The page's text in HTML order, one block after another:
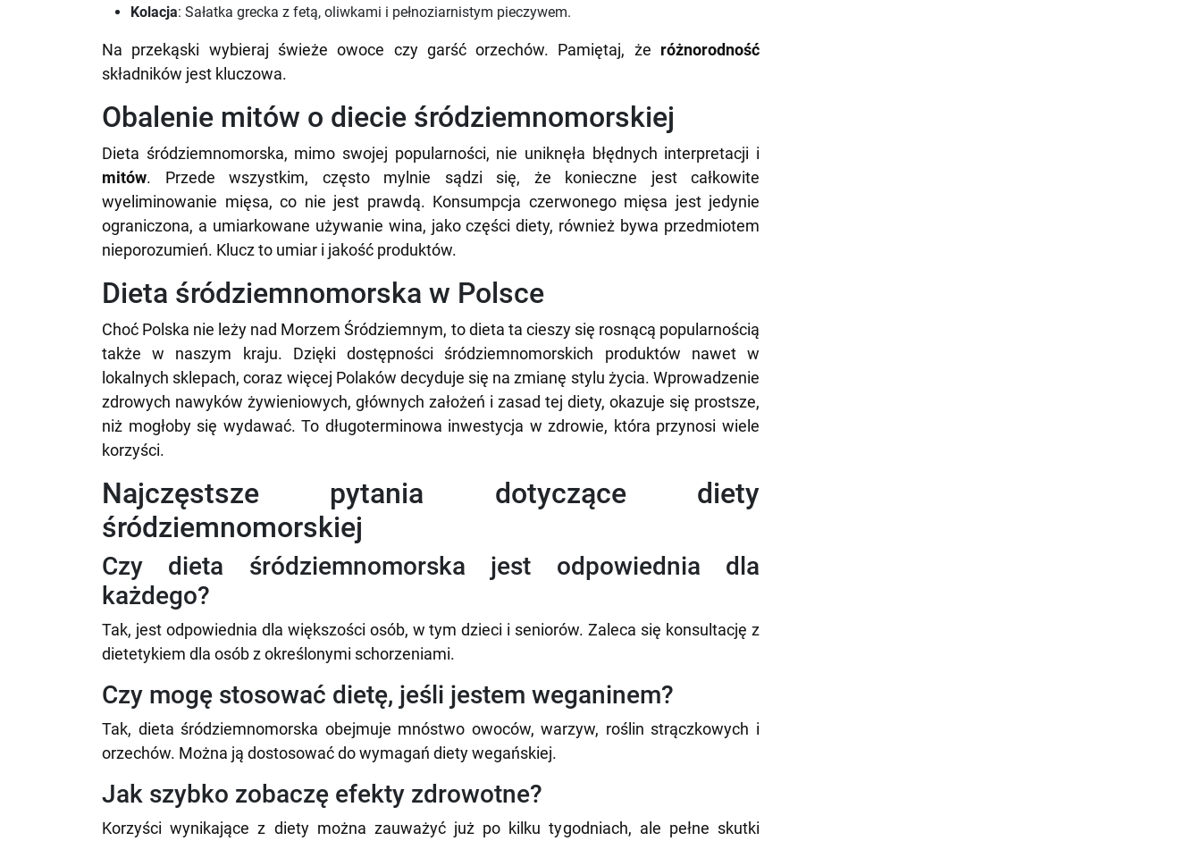
Kolacja: Sałatka grecka z fetą, oliwkami i pełnoziarnistym pieczywem.
Na przekąski wybieraj świeże owoce czy garść orzechów. Pamiętaj, że różnorodność
składników jest kluczowa.
Obalenie mitów o diecie śródziemnomorskiej
Dieta śródziemnomorska, mimo swojej popularności, nie uniknęła błędnych interpretacji i
mitów. Przede wszystkim, często mylnie sądzi się, że konieczne jest całkowite
wyeliminowanie mięsa, co nie jest prawdą. Konsumpcja czerwonego mięsa jest jedynie
ograniczona, a umiarkowane używanie wina, jako części diety, również bywa przedmiotem
nieporozumień. Klucz to umiar i jakość produktów.
Dieta śródziemnomorska w Polsce
Choć Polska nie leży nad Morzem Śródziemnym, to dieta ta cieszy się rosnącą popularnością
także w naszym kraju. Dzięki dostępności śródziemnomorskich produktów nawet w
lokalnych sklepach, coraz więcej Polaków decyduje się na zmianę stylu życia. Wprowadzenie
zdrowych nawyków żywieniowych, głównych założeń i zasad tej diety, okazuje się prostsze,
niż mogłoby się wydawać. To długoterminowa inwestycja w zdrowie, która przynosi wiele
korzyści.
Najczęstsze pytania dotyczące diety
śródziemnomorskiej
Czy dieta śródziemnomorska jest odpowiednia dla
każdego?
Tak, jest odpowiednia dla większości osób, w tym dzieci i seniorów. Zaleca się konsultację z
dietetykiem dla osób z określonymi schorzeniami.
Czy mogę stosować dietę, jeśli jestem weganinem?
Tak, dieta śródziemnomorska obejmuje mnóstwo owoców, warzyw, roślin strączkowych i
orzechów. Można ją dostosować do wymagań diety wegańskiej.
Jak szybko zobaczę efekty zdrowotne?
Korzyści wynikające z diety można zauważyć już po kilku tygodniach, ale pełne skutki